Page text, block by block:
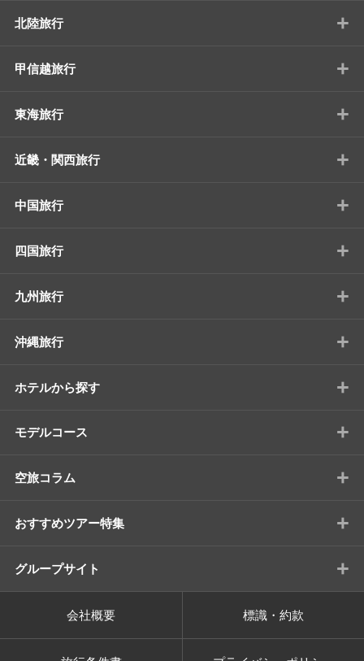
北陸旅行 +
甲信越旅行 +
東海旅行 +
近畿・関西旅行 +
中国旅行 +
四国旅行 +
九州旅行 +
沖縄旅行 +
ホテルから探す +
モデルコース +
空旅コラム +
おすすめツアー特集 +
グループサイト +
会社概要 標識・約款